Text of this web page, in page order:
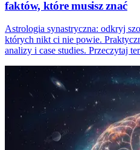
faktów, które musisz znać
Astrologia synastryczna: odkryj
których nikt ci nie powie.
analizy i case studies. Przeczytaj